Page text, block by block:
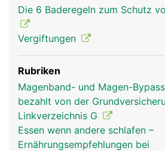
Die 6 Baderegeln zum Schutz
Vergiftungen
Rubriken
Magenband- und Magen-
bezahlt von der
Linkverzeichnis G
Essen wenn andere schlafen –
Ernährungsempfehlungen bei